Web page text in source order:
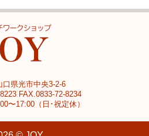
口県光市中央3-2-6
FAX.0833-72-8234
〜17:00（日･祝定休）